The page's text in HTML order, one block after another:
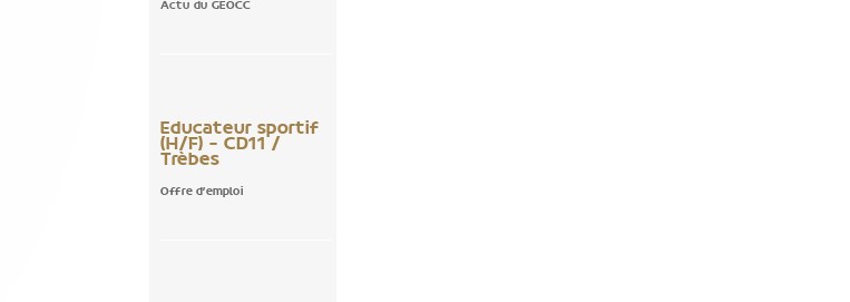
Actu du GEOCC
Educateur sportif
(H/F) – CD11 /
Trèbes
Offre d'emploi